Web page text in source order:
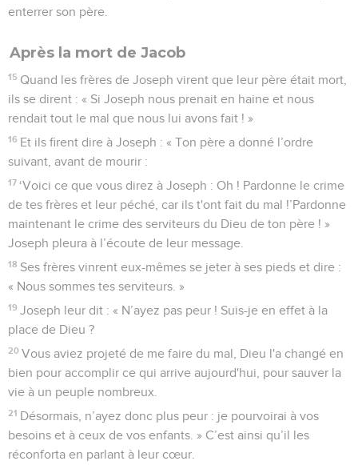
enterrer son père.
Après la mort de Jacob
15 Quand les frères de Joseph virent que leur père était mort,
ils se dirent : « Si Joseph nous prenait en haine et nous
rendait tout le mal que nous lui avons fait ! »
16 Et ils firent dire à Joseph : « Ton père a donné l’ordre
suivant, avant de mourir :
17 ‘Voici ce que vous direz à Joseph : Oh ! Pardonne le crime
de tes frères et leur péché, car ils t'ont fait du mal !’Pardonne
maintenant le crime des serviteurs du Dieu de ton père ! »
Joseph pleura à l’écoute de leur message.
18 Ses frères vinrent eux-mêmes se jeter à ses pieds et dire :
« Nous sommes tes serviteurs. »
19 Joseph leur dit : « N’ayez pas peur ! Suis-je en effet à la
place de Dieu ?
20 Vous aviez projeté de me faire du mal, Dieu l'a changé en
bien pour accomplir ce qui arrive aujourd'hui, pour sauver la
vie à un peuple nombreux.
21 Désormais, n’ayez donc plus peur : je pourvoirai à vos
besoins et à ceux de vos enfants. » C’est ainsi qu’il les
réconforta en parlant à leur cœur.